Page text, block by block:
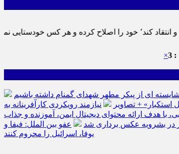
3
×
شایسته ای از پیکر مطهر شهدای گمنام داشته باشیم
نیازمند رویکردی کارآفرینانه به
هدف ارائه محتوای دیجیتال ایمن، آموزنده و جذاب
در بشرویه عکس برداری شد
عفو بین الملل: فیفا و
یوفا، اسرائیل را محروم کنند